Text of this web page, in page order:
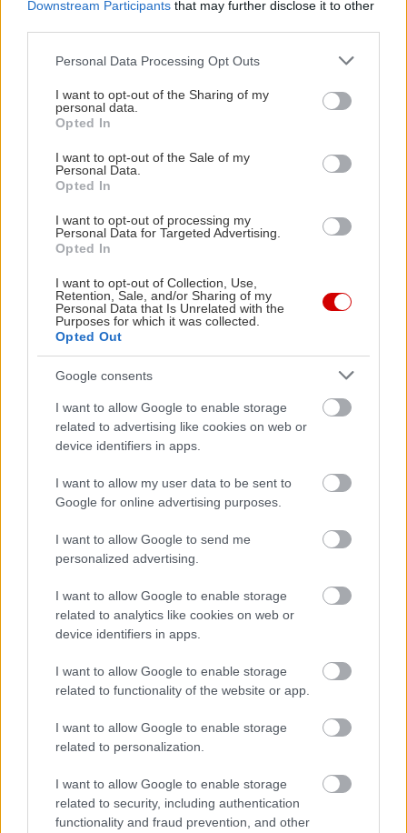
Downstream Participants that may further disclose it to other
Please note that this website/app uses one or more Google
not limited to your visit or usage behaviour. You may click to
grant or deny consent to Google and its third-party tags to
use your data for below specified purposes in below Google
consent section.
Personal Data Processing Opt Outs
I want to opt-out of the Sharing of my
personal data.
Opted In
I want to opt-out of the Sale of my
Personal Data.
Opted In
I want to opt-out of processing my
Personal Data for Targeted Advertising.
Opted In
I want to opt-out of Collection, Use,
Retention, Sale, and/or Sharing of my
Personal Data that Is Unrelated with the
Purposes for which it was collected.
Opted Out
Google consents
I want to allow Google to enable storage
related to advertising like cookies on web or
device identifiers in apps.
I want to allow my user data to be sent to
Google for online advertising purposes.
I want to allow Google to send me
personalized advertising.
I want to allow Google to enable storage
related to analytics like cookies on web or
device identifiers in apps.
I want to allow Google to enable storage
related to functionality of the website or app.
I want to allow Google to enable storage
related to personalization.
I want to allow Google to enable storage
related to security, including authentication
functionality and fraud prevention, and other
Brasilia Blueberry, 60 ml μηλόξιδο, 1 κ.γ.
μουστάρδα, αλάτι και φρεσκοτριμμένο πιπέρι. Για
το σερβίρισμα: φέτες λάιμ και τσιπς τορτίγιας.
Εκτέλεση:Στραγγίζουμε και ξεπλένουμε όλα τα
όσπρια και τα βάζουμε σε ένα μεγάλο μπολ.
Προσθέτουμε το καλαμπόκι, τα μύρτιλα, το
κόκκινο κρεμμύδι και τον κόλιανδρο και
βάζουμε το ελαιόλαδο, το Bai Brasilia Blueberry,
το μηλόξιδο, τη μουστάρδα, αλάτι και πιπέρι.
Κλείνουμε το βαζάκι και το ανακινούμε καλά
μέχρι να ομογενοποιηθεί το dressing.
Περιχύνουμε τη σαλάτα, ανακατεύουμε και
σερβίρουμε με φέτες λάιμ και τσιπς τορτίγιας για
βούτες.
Πηγή:Emilie Eats